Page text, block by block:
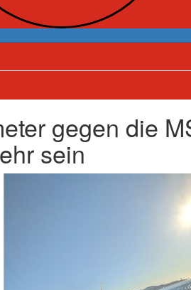
gegen die
sein